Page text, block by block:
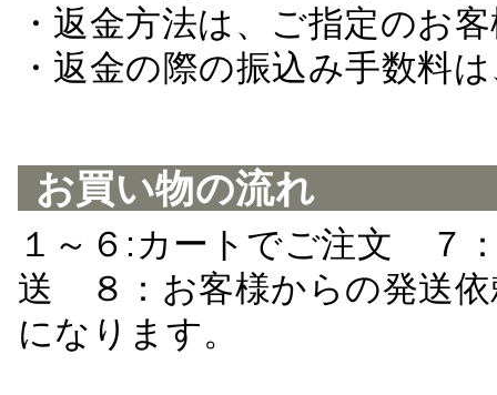
・返金方法は、ご指定のお
・返金の際の振込み手数料
お買い物の流れ
１～６:カートでご注文 ７
送 ８：お客様からの発送
になります。